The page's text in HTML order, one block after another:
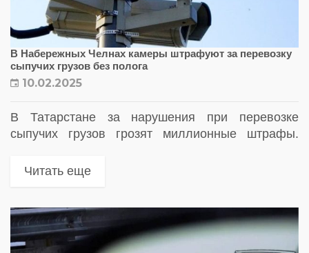
В Набережных Челнах камеры штрафуют за перевозку
сыпучих грузов без полога
10.02.2025
В Татарстане за нарушения при перевозке
сыпучих грузов грозят миллионные штрафы.
дорожные камеры
Читать еще